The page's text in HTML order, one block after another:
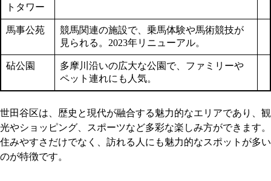
トタワー
馬事公苑
競馬関連の施設で、乗馬体験や馬術競技が
見られる。2023年リニューアル。
砧公園
多摩川沿いの広大な公園で、ファミリーや
ペット連れにも人気。
世田谷区は、歴史と現代が融合する魅力的なエリアであり、観
光やショッピング、スポーツなど多彩な楽しみ方ができます。
住みやすさだけでなく、訪れる人にも魅力的なスポットが多い
のが特徴です。